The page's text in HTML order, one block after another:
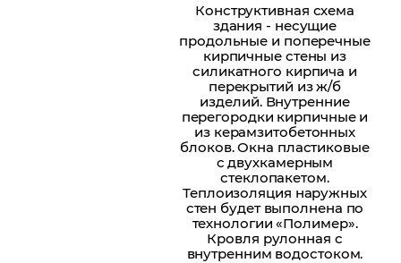
Конструктивная схема
здания - несущие
продольные и поперечные
кирпичные стены из
силикатного кирпича и
перекрытий из ж/б
изделий. Внутренние
перегородки кирпичные и
из керамзитобетонных
блоков. Окна пластиковые
с двухкамерным
стеклопакетом.
Теплоизоляция наружных
стен будет выполнена по
технологии «Полимер».
Кровля рулонная с
внутренним водостоком.